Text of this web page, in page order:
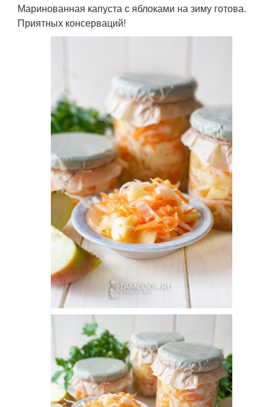
Маринованная капуста с яблоками на зиму готова.
Приятных консерваций!